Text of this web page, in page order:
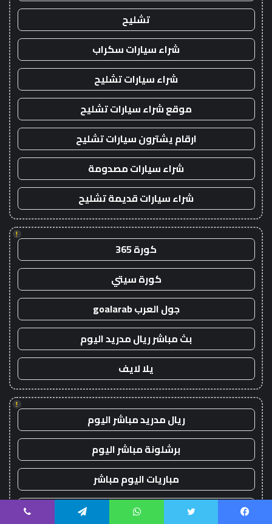
تشليح
شراء سيارات سكراب
شراء سيارات تشليح
موقع شراء سيارات تشليح
ارقام يشترون سيارات تشليح
شراء سيارات مصدومة
شراء سيارات قديمة تشليح
!
كورة 365
كورة سيتي
جول العرب goalarab
بث مباشر ريال مدريد اليوم
يلا لايف
!
ريال مدريد مباشر اليوم
برشلونة مباشر اليوم
مباريات اليوم مباشر
يلا لايف